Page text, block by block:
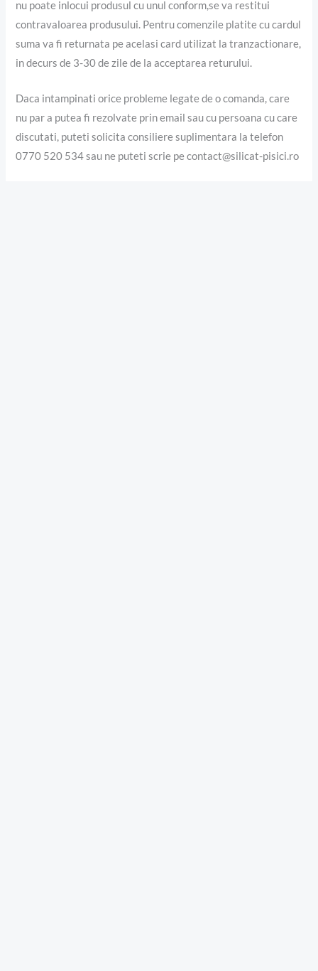
nu poate inlocui produsul cu unul conform,se va restitui
contravaloarea produsului. Pentru comenzile platite cu cardul
suma va fi returnata pe acelasi card utilizat la tranzactionare,
in decurs de 3-30 de zile de la acceptarea returului.
Daca intampinati orice probleme legate de o comanda, care
nu par a putea fi rezolvate prin email sau cu persoana cu care
discutati, puteti solicita consiliere suplimentara la telefon
0770 520 534 sau ne puteti scrie pe contact@silicat-pisici.ro